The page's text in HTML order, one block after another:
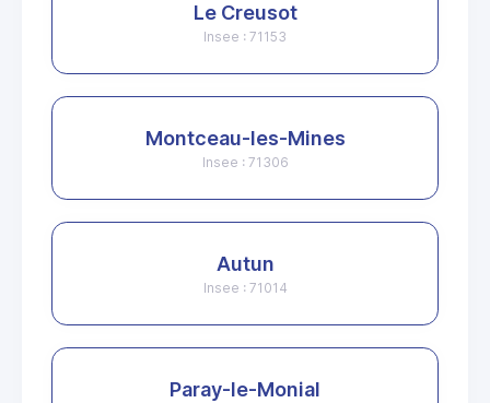
Le Creusot
Insee : 71153
Montceau-les-Mines
Insee : 71306
Autun
Insee : 71014
Paray-le-Monial